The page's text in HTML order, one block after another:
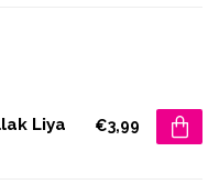
Liya €3,99